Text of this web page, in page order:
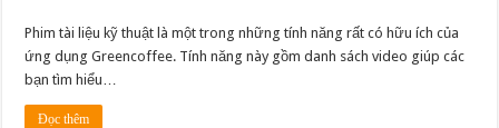
Phim tài liệu kỹ thuật là một trong những tính năng rất có hữu ích của
ứng dụng Greencoffee. Tính năng này gồm danh sách video giúp các
bạn tìm hiểu…
Đọc thêm